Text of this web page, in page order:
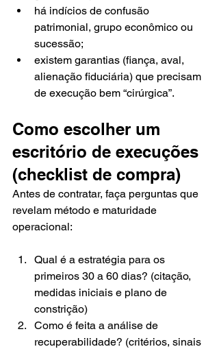
há indícios de confusão
patrimonial, grupo econômico ou
sucessão;
existem garantias (fiança, aval,
alienação fiduciária) que precisam
de execução bem “cirúrgica”.
Como escolher um
escritório de execuções
(checklist de compra)
Antes de contratar, faça perguntas que
revelam método e maturidade
operacional:
Qual é a estratégia para os
primeiros 30 a 60 dias? (citação,
medidas iniciais e plano de
constrição)
Como é feita a análise de
recuperabilidade? (critérios, sinais